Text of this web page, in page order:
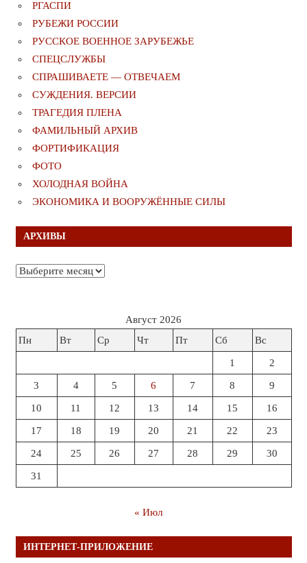
РГАСПИ
РУБЕЖИ РОССИИ
РУССКОЕ ВОЕННОЕ ЗАРУБЕЖЬЕ
СПЕЦСЛУЖБЫ
СПРАШИВАЕТЕ — ОТВЕЧАЕМ
СУЖДЕНИЯ. ВЕРСИИ
ТРАГЕДИЯ ПЛЕНА
ФАМИЛЬНЫЙ АРХИВ
ФОРТИФИКАЦИЯ
ФОТО
ХОЛОДНАЯ ВОЙНА
ЭКОНОМИКА И ВООРУЖЁННЫЕ СИЛЫ
АРХИВЫ
Архивы
Август 2026
Пн
Вт Ср Чт Пт Сб Вс
1 2
3 4 5 6 7 8 9
10 11 12 13 14 15 16
17 18 19 20 21 22 23
24 25 26 27 28 29 30
31
« Июл
ИНТЕРНЕТ-ПРИЛОЖЕНИЕ